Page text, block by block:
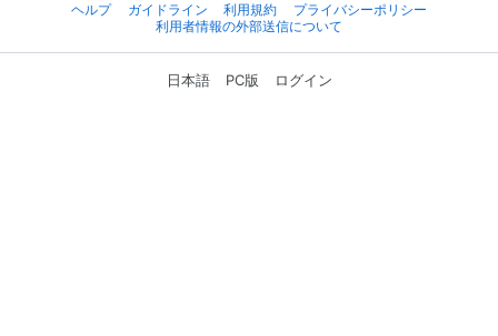
ヘルプ
ガイドライン 利用規約
プライバシーポリシー
利用者情報の外部送信について
日本語 PC版 ログイン